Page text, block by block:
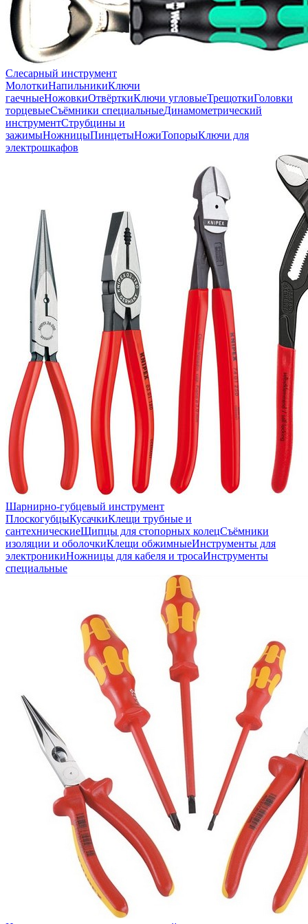
Слесарный инструмент
МолоткиНапильникиКлючи
гаечныеНожовкиОтвёрткиКлючи угловыеТрещоткиГоловки
торцевыеСъёмники специальныеДинамометрический
инструментСтрубцины и
зажимыНожницыПинцетыНожиТопорыКлючи для
электрошкафов
Шарнирно-губцевый инструмент
ПлоскогубцыКусачкиКлещи трубные и
сантехническиеЩипцы для стопорных колецСъёмники
изоляции и оболочкиКлещи обжимныеИнструменты для
электроникиНожницы для кабеля и тросаИнструменты
специальные